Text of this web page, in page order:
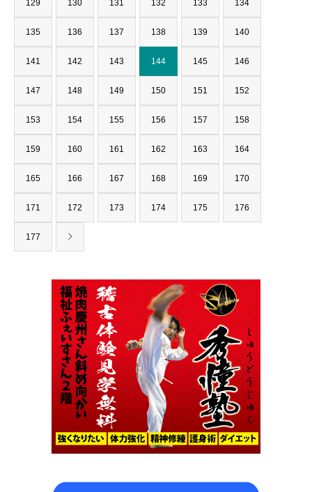
129 130 131 132 133 134
135 136 137 138 139 140
141 142 143 144 145 146
147 148 149 150 151 152
153 154 155 156 157 158
159 160 161 162 163 164
165 166 167 168 169 170
171 172 173 174 175 176
177